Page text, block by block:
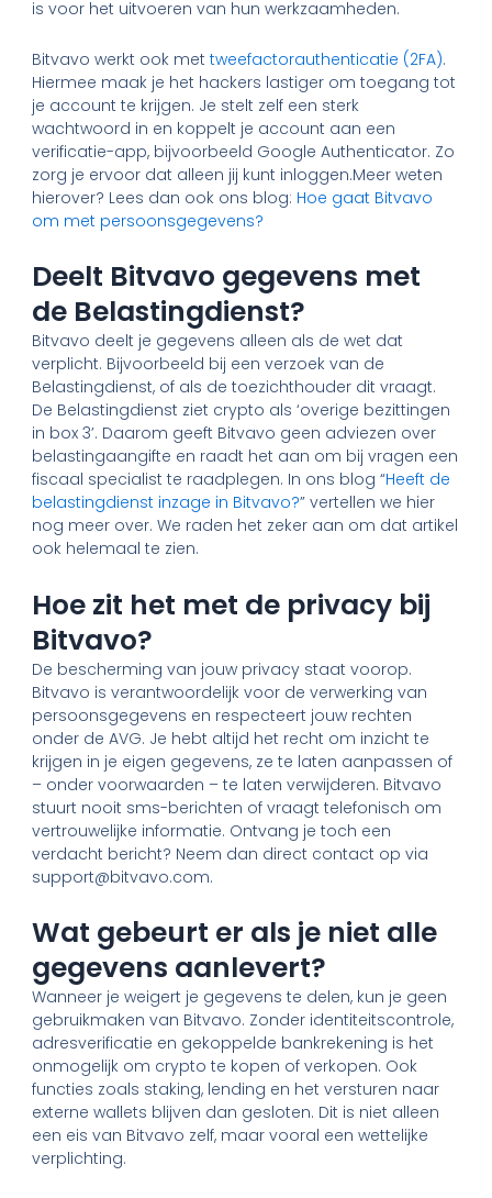
is voor het uitvoeren van hun werkzaamheden.
Bitvavo werkt ook mettweefactorauthenticatie (2FA).
Hiermee maak je het hackers lastiger om toegang tot
je account te krijgen. Je stelt zelf een sterk
wachtwoord in en koppelt je account aan een
verificatie-app, bijvoorbeeld Google Authenticator. Zo
zorg je ervoor dat alleen jij kunt inloggen.Meer weten
hierover? Lees dan ook ons blog: Hoe gaat Bitvavo
om met persoonsgegevens?
Deelt Bitvavo gegevens met
de Belastingdienst?
Bitvavo deelt je gegevens alleen als de wet dat
verplicht. Bijvoorbeeld bij een verzoek van de
Belastingdienst, of als de toezichthouder dit vraagt.
De Belastingdienst ziet crypto als ‘overige bezittingen
in box 3’. Daarom geeft Bitvavo geen adviezen over
belastingaangifte en raadt het aan om bij vragen een
fiscaal specialist te raadplegen. In ons blog “Heeft de
belastingdienst inzage in Bitvavo?” vertellen we hier
nog meer over. We raden het zeker aan om dat artikel
ook helemaal te zien.
Hoe zit het met de privacy bij
Bitvavo?
De bescherming van jouw privacy staat voorop.
Bitvavo is verantwoordelijk voor de verwerking van
persoonsgegevens en respecteert jouw rechten
onder de AVG. Je hebt altijd het recht om inzicht te
krijgen in je eigen gegevens, ze te laten aanpassen of
– onder voorwaarden – te laten verwijderen. Bitvavo
stuurt nooit sms-berichten of vraagt telefonisch om
vertrouwelijke informatie. Ontvang je toch een
verdacht bericht? Neem dan direct contact op via
support@bitvavo.com.
Wat gebeurt er als je niet alle
gegevens aanlevert?
Wanneer je weigert je gegevens te delen, kun je geen
gebruikmaken van Bitvavo. Zonder identiteitscontrole,
adresverificatie en gekoppelde bankrekening is het
onmogelijk om crypto te kopen of verkopen. Ook
functies zoals staking, lending en het versturen naar
externe wallets blijven dan gesloten. Dit is niet alleen
een eis van Bitvavo zelf, maar vooral een wettelijke
verplichting.